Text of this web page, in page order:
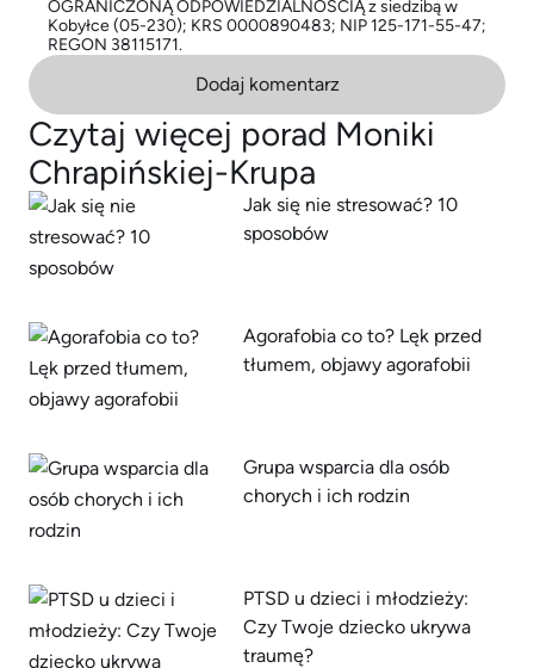
OGRANICZONĄ ODPOWIEDZIALNOŚCIĄ z siedzibą w
Kobyłce (05-230); KRS 0000890483; NIP 125-171-55-47;
REGON 38115171.
Dodaj komentarz
Czytaj więcej porad Moniki
Chrapińskiej-Krupa
Jak się nie stresować? 10
sposobów
Agorafobia co to? Lęk przed
tłumem, objawy agorafobii
Grupa wsparcia dla osób
chorych i ich rodzin
PTSD u dzieci i młodzieży:
Czy Twoje dziecko ukrywa
traumę?